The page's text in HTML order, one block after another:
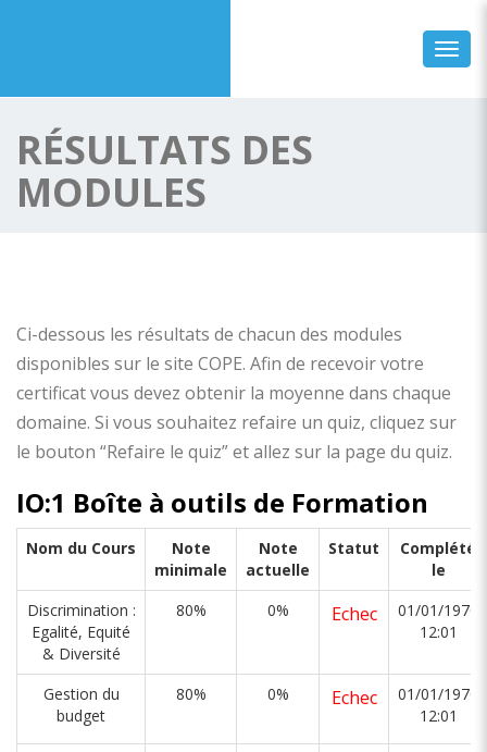
RÉSULTATS DES
MODULES
Ci-dessous les résultats de chacun des modules
disponibles sur le site COPE. Afin de recevoir votre
certificat vous devez obtenir la moyenne dans chaque
domaine. Si vous souhaitez refaire un quiz, cliquez sur
le bouton “Refaire le quiz” et allez sur la page du quiz.
IO:1 Boîte à outils de Formation
Nom du Cours
Note
minimale
Note
actuelle
Statut
Complété
le
Discrimination :
Egalité, Equité
& Diversité
80% 0% Echec
01/01/1970
12:01
Gestion du
budget
80% 0% Echec
01/01/1970
12:01